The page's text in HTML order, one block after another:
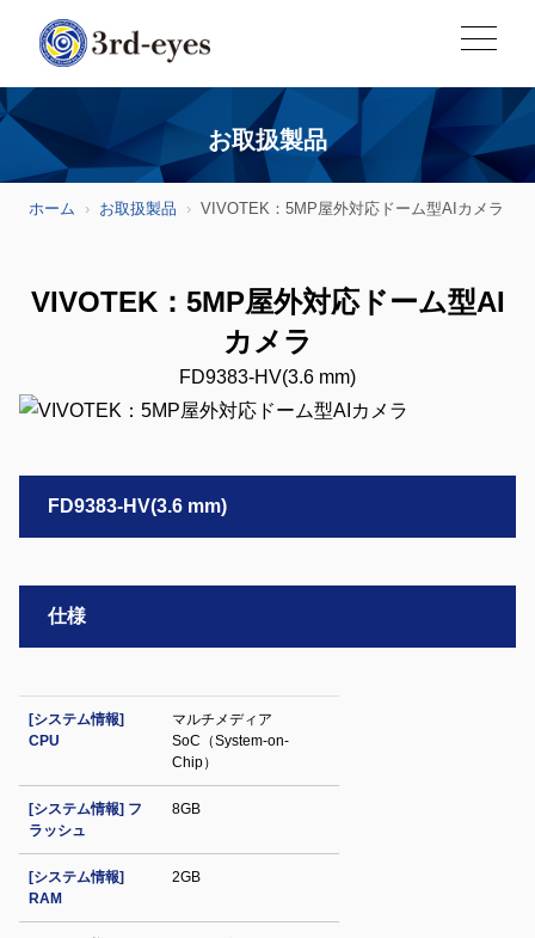
お取扱製品
ホーム お取扱製品 VIVOTEK：5MP屋外対応ドーム型AIカメラ
VIVOTEK：5MP屋外対応ドーム型AI
カメラ
FD9383-HV(3.6 mm)
FD9383-HV(3.6 mm)
仕様
[システム情報]
CPU
マルチメディア
SoC（System-on-
Chip）
[システム情報] フ
ラッシュ
8GB
[システム情報]
RAM
2GB